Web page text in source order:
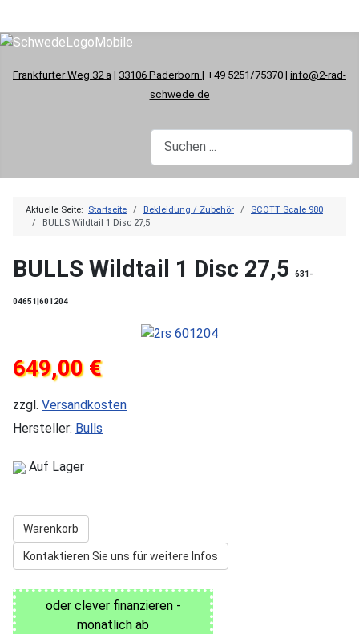
Frankfurter Weg 32 a | 33106 Paderborn | +49 5251/75370 | info@2-rad-
schwede.de
Aktuelle Seite: Startseite Bekleidung / Zubehör
SCOTT Scale 980
BULLS Wildtail 1 Disc 27,5
BULLS Wildtail 1 Disc 27,5 631-
04651|601204
649,00 €
zzgl. Versandkosten
Hersteller: Bulls
Auf Lager
Warenkorb
Kontaktieren Sie uns für weitere Infos
oder clever finanzieren -
monatlich ab